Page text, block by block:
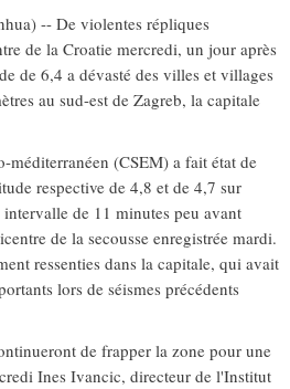
-- De violentes répliques
de la Croatie mercredi, un jour après
de 6,4 a dévasté des villes et villages
au sud-est de Zagreb, la capitale
méditerranéen (CSEM) a fait état de
respective de 4,8 et de 4,7 sur
de 11 minutes peu avant
de la secousse enregistrée mardi.
ressenties dans la capitale, qui avait
lors de séismes précédents
de frapper la zone pour une
Ines Ivancic, directeur de l'Institut